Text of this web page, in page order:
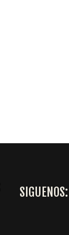
SIGUENOS: